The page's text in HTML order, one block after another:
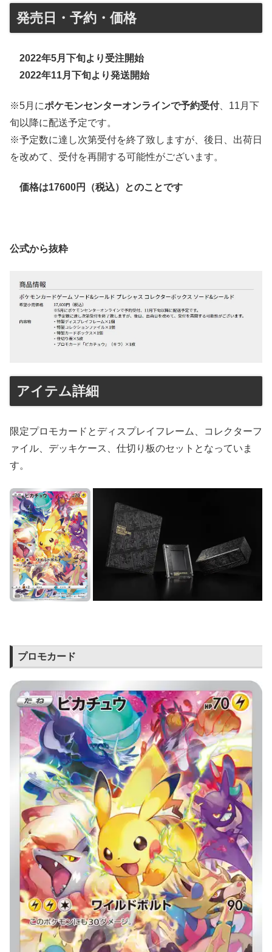
発売日・予約・価格
2022年5月下旬より受注開始
2022年11月下旬より発送開始
※5月にポケモンセンターオンラインで予約受付、11月下
旬以降に配送予定です。
※予定数に達し次第受付を終了致しますが、後日、出荷日
を改めて、受付を再開する可能性がございます。
価格は17600円（税込）とのことです
公式から抜粋
アイテム詳細
限定プロモカードとディスプレイフレーム、コレクターフ
ァイル、デッキケース、仕切り板のセットとなっていま
す。
プロモカード